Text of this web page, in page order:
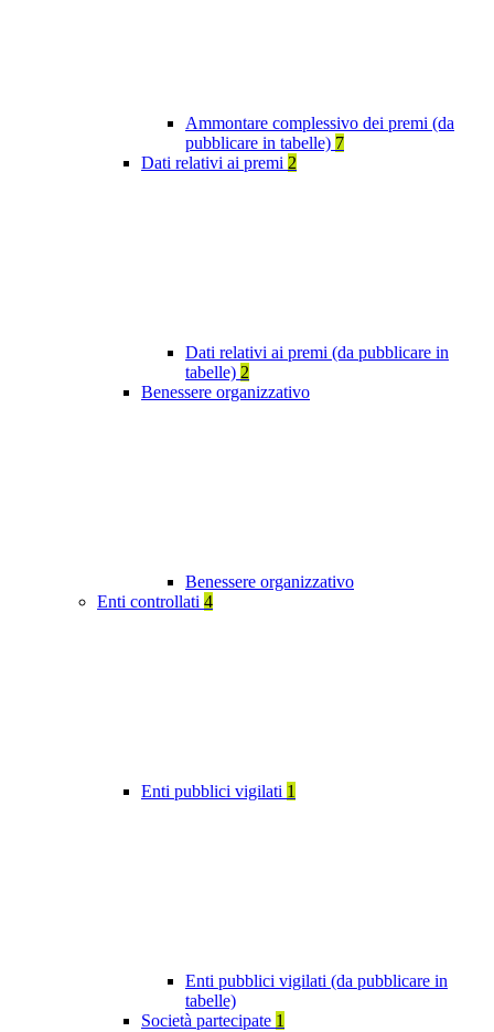
Ammontare complessivo dei premi (da
pubblicare in tabelle) 7
Dati relativi ai premi 2
Dati relativi ai premi (da pubblicare in
tabelle) 2
Benessere organizzativo
Benessere organizzativo
Enti controllati 4
Enti pubblici vigilati 1
Enti pubblici vigilati (da pubblicare in
tabelle)
Società partecipate 1